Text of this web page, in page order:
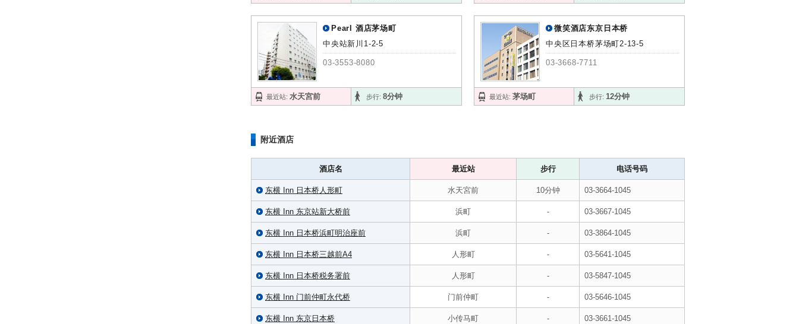
Pearl 酒店茅场町
中央站新川1-2-5
03-3553-8080
最近站: 水天宮前 步行: 8分钟
微笑酒店东京日本桥
中央区日本桥茅场町2-13-5
03-3668-7711
最近站: 茅场町 步行: 12分钟
附近酒店
酒店名 最近站 步行 电话号码
东横 Inn 日本桥人形町 水天宮前 10分钟 03-3664-1045
东横 Inn 东京站新大桥前 浜町 - 03-3667-1045
东横 Inn 日本桥浜町明治座前 浜町 - 03-3864-1045
东横 Inn 日本桥三越前A4 人形町 - 03-5641-1045
东横 Inn 日本桥税务署前 人形町 - 03-5847-1045
东横 Inn 门前仲町永代桥 门前仲町 - 03-5646-1045
东横 Inn 东京日本桥 小传马町 - 03-3661-1045